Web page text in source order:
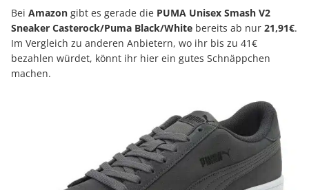
Bei Amazon gibt es gerade die PUMA Unisex Smash V2
Sneaker Casterock/Puma Black/White bereits ab nur 21,91€.
Im Vergleich zu anderen Anbietern, wo ihr bis zu 41€
bezahlen würdet, könnt ihr hier ein gutes Schnäppchen
machen.